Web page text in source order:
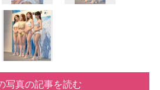
写真の記事を読む